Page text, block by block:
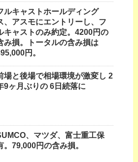
ルキャストホールディング
、アスモにエントリーし、フ
キャストのみ約定。4200円の
み損。トータルの含み損は
円。
場と後場で相場環境が激変し 2
9ヶ月ぶりの 6日続落に
、マツダ、富士重工保
。79,000円の含み損。